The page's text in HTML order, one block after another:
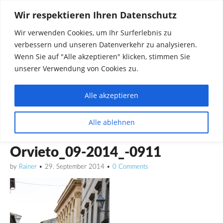
Wir respektieren Ihren Datenschutz
Wir verwenden Cookies, um Ihr Surferlebnis zu
verbessern und unseren Datenverkehr zu analysieren.
Wenn Sie auf "Alle akzeptieren" klicken, stimmen Sie
unserer Verwendung von Cookies zu.
Alle ablehnen
Alle akzeptieren
Rainer in Krawickel
Dinge die mich interessieren diskutieren
Orvieto_09-2014_-0911
by Rainer • 29. September 2014 • 0 Comments